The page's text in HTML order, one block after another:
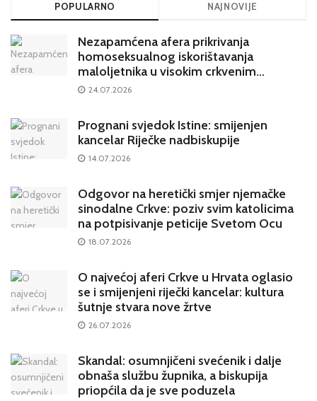
POPULARNO NAJNOVIJE
Nezapamćena afera prikrivanja
homoseksualnog iskorištavanja
maloljetnika u visokim crkvenim
krugovima potresa Hrvatsku
24.07.2026
Prognani svjedok Istine: smijenjen
kancelar Riječke nadbiskupije
14.07.2026
Odgovor na heretički smjer njemačke
sinodalne Crkve: poziv svim katolicima
na potpisivanje peticije Svetom Ocu
18.07.2026
O najvećoj aferi Crkve u Hrvata oglasio
se i smijenjeni riječki kancelar: kultura
šutnje stvara nove žrtve
26.07.2026
Skandal: osumnjičeni svećenik i dalje
obnaša službu župnika, a biskupija
priopćila da je sve poduzela